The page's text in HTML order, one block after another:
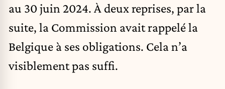
au 30 juin 2024. À deux reprises, par la
suite, la Commission avait rappelé la
Belgique à ses obligations. Cela n’a
visiblement pas suffi.